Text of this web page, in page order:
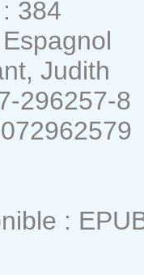
384
Judith
296257-8
: